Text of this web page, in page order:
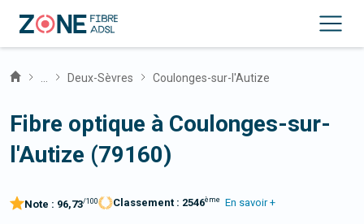
Deux-Sèvres Coulonges-sur-l'Autize
Fibre optique à Coulonges-sur-
l'Autize (79160)
Note : 96,73/100 Classement : 2546ème En savoir +